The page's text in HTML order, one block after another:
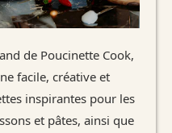
de Poucinette Cook,
facile, créative et
inspirantes pour les
et pâtes, ainsi que